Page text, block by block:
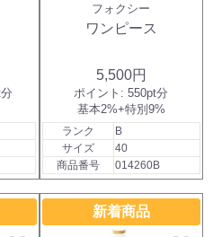
フォクシー
ワンピース
5,500円
ポイント:550pt分
基本2%+特別9%
ランク
B
サイズ
40
商品番号
014260B
新着商品